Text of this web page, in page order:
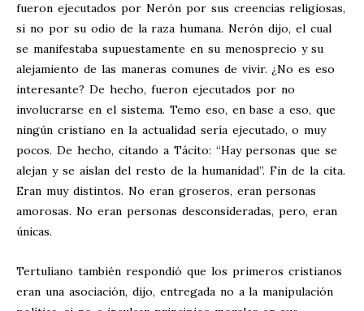
fueron ejecutados por Nerón por sus creencias religiosas,
si no por su odio de la raza humana. Nerón dijo, el cual
se manifestaba supuestamente en su menosprecio y su
alejamiento de las maneras comunes de vivir. ¿No es eso
interesante? De hecho, fueron ejecutados por no
involucrarse en el sistema. Temo eso, en base a eso, que
ningún cristiano en la actualidad sería ejecutado, o muy
pocos. De hecho, citando a Tácito: “Hay personas que se
alejan y se aíslan del resto de la humanidad”. Fin de la cita.
Eran muy distintos. No eran groseros, eran personas
amorosas. No eran personas desconsideradas, pero, eran
únicas.
Tertuliano también respondió que los primeros cristianos
eran una asociación, dijo, entregada no a la manipulación